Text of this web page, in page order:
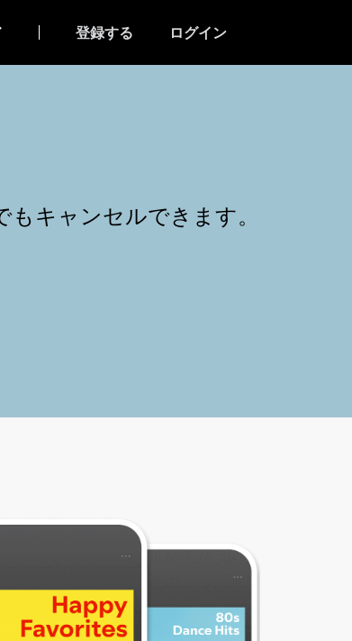
登録する ログイン
キャンセルできます。